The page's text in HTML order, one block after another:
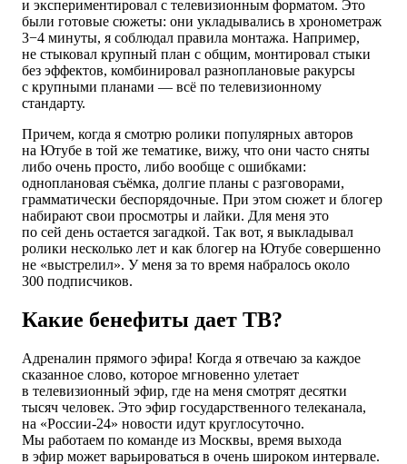
и экспериментировал с телевизионным форматом. Это
были готовые сюжеты: они укладывались в хронометраж
3−4 минуты, я соблюдал правила монтажа. Например,
не стыковал крупный план с общим, монтировал стыки
без эффектов, комбинировал разноплановые ракурсы
с крупными планами — всё по телевизионному
стандарту.
Причем, когда я смотрю ролики популярных авторов
на Ютубе в той же тематике, вижу, что они часто сняты
либо очень просто, либо вообще с ошибками:
одноплановая съёмка, долгие планы с разговорами,
грамматически беспорядочные. При этом сюжет и блогер
набирают свои просмотры и лайки. Для меня это
по сей день остается загадкой. Так вот, я выкладывал
ролики несколько лет и как блогер на Ютубе совершенно
не «выстрелил». У меня за то время набралось около
300 подписчиков.
Какие бенефиты дает ТВ?
Адреналин прямого эфира! Когда я отвечаю за каждое
сказанное слово, которое мгновенно улетает
в телевизионный эфир, где на меня смотрят десятки
тысяч человек. Это эфир государственного телеканала,
на «России-24» новости идут круглосуточно.
Мы работаем по команде из Москвы, время выхода
в эфир может варьироваться в очень широком интервале.